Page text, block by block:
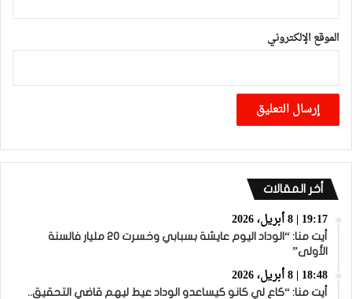
الموقع الإلكتروني
أخر المقالات
19:17 | 8 أبريل، 2026
أيت منا: “الوداد اليوم عايشة بسبابي وخسرت 20 مليار فالسنة
الأولى”
18:48 | 8 أبريل، 2026
أيت منا: “كاع لي كانو كيساعدو الوداد عيط ليهم قاضي التحقيق..